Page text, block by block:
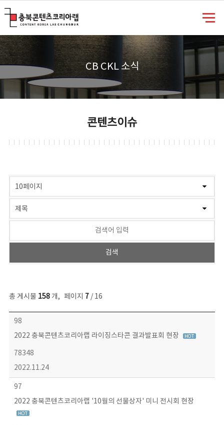
CB CKL 소식
콘텐츠이슈
총 게시물 158개, 페이지 7 / 16
콘텐츠이슈 목록 - 번호, 제목, 작성자, 파일, 조회수, 작성일 정보 제공
98
2022 충북콘텐츠코리아랩 라이징스타콘 결과발표회 현장
78348
2022.11.24
97
2022 충북콘텐츠코리아랩 '10월의 선물상자' 미니 전시회 현장